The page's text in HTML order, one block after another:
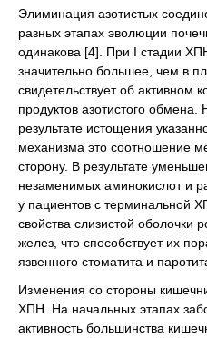
Элиминация азотистых
разных этапах эволюции
одинакова [4]. При I стадии
значительно большее, чем в
свидетельствует об активном
продуктов азотистого
результате истощения
механизма это соотношение
сторону. В результате
незаменимых аминокислот и
у пациентов с терминальной
свойства слизистой оболочки
желез, что способствует их
язвенного стоматита и
Изменения со стороны
ХПН. На начальных этапах
активность большинства